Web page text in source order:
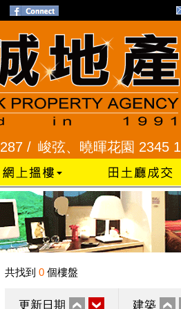
峻弦、曉暉花園 2345 1286 /
共找到 0 個樓盤
更新日期 建築